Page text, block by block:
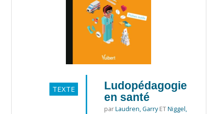
TEXTE
Ludopédagogie
en santé
parLaudren, GarryETNiggel,